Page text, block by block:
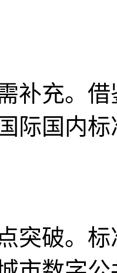
补充。
际国内
突破。